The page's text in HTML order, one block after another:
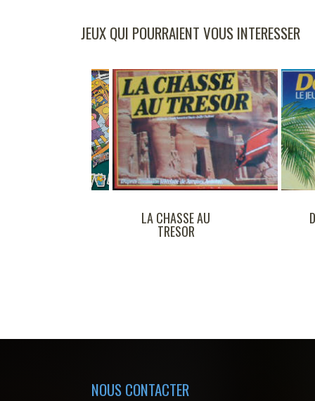
JEUX QUI POURRAIENT VOUS INTERESSER
DOC ET DIFOOL
NOUS CONTACTER